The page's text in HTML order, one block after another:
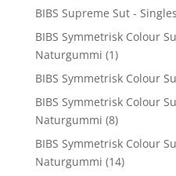
BIBS Supreme Sut -
BIBS Symmetrisk Colour
Naturgummi (1)
BIBS Symmetrisk Colour
BIBS Symmetrisk Colour
Naturgummi (8)
BIBS Symmetrisk Colour
Naturgummi (14)